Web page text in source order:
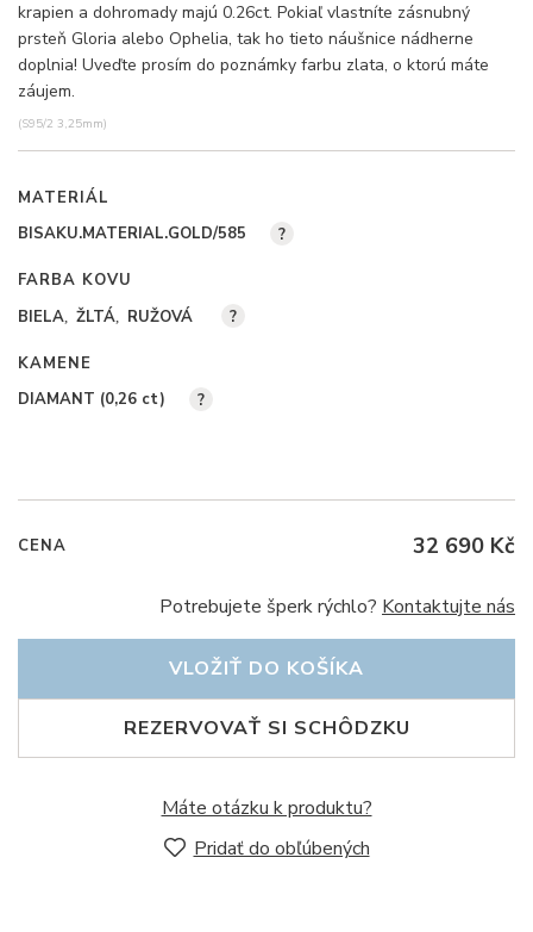
krapien a dohromady majú 0.26ct. Pokiaľ vlastníte zásnubný
prsteň Gloria alebo Ophelia, tak ho tieto náušnice nádherne
doplnia! Uveďte prosím do poznámky farbu zlata, o ktorú máte
záujem.
(S95/2 3,25mm)
MATERIÁL
BISAKU.MATERIAL.GOLD/585
?
FARBA KOVU
BIELA ŽLTÁ RUŽOVÁ ?
KAMENE
DIAMANT (0,26 ct) ?
CENA 32 690 Kč
Potrebujete šperk rýchlo? Kontaktujte nás
REZERVOVAŤ SI SCHÔDZKU
VLOŽIŤ DO KOŠÍKA
Máte otázku k produktu?
Pridať do obľúbených